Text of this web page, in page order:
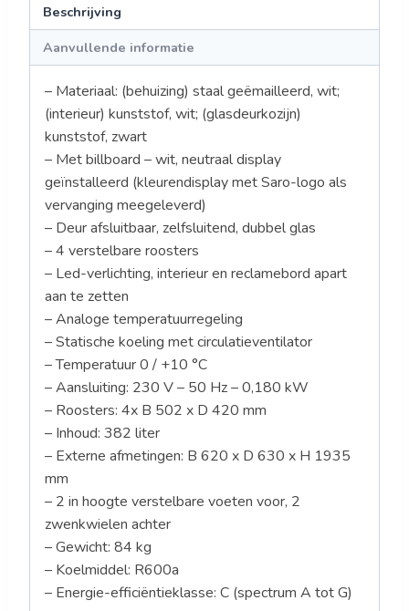
Beschrijving
Aanvullende informatie
– Materiaal: (behuizing) staal geëmailleerd, wit;
(interieur) kunststof, wit; (glasdeurkozijn)
kunststof, zwart
– Met billboard – wit, neutraal display
geïnstalleerd (kleurendisplay met Saro-logo als
vervanging meegeleverd)
– Deur afsluitbaar, zelfsluitend, dubbel glas
– 4 verstelbare roosters
– Led-verlichting, interieur en reclamebord apart
aan te zetten
– Analoge temperatuurregeling
– Statische koeling met circulatieventilator
– Temperatuur 0 / +10 °C
– Aansluiting: 230 V – 50 Hz – 0,180 kW
– Roosters: 4x B 502 x D 420 mm
– Inhoud: 382 liter
– Externe afmetingen: B 620 x D 630 x H 1935
mm
– 2 in hoogte verstelbare voeten voor, 2
zwenkwielen achter
– Gewicht: 84 kg
– Koelmiddel: R600a
– Energie-efficiëntieklasse: C (spectrum A tot G)